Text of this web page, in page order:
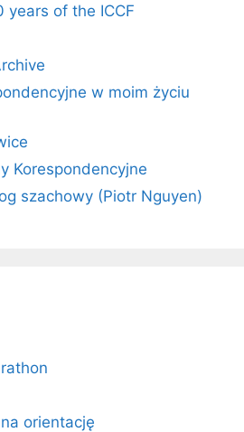
years of the ICCF
w moim życiu
Korespondencyjne
szachowy (Piotr Nguyen)
orientację